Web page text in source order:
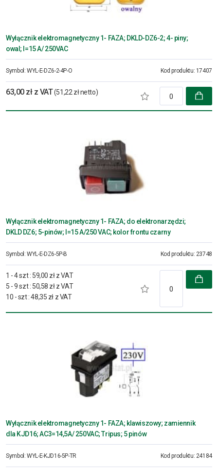
Wyłącznik elektromagnetyczny 1- FAZA; DKLD-DZ6-2; 4- piny;
owal; I=15 A/ 250VAC
Symbol:WYL-E-DZ6-2-4P-O Kod produktu: 17407
63,00 zł z VAT(51,22 zł netto)
Wyłącznik elektromagnetyczny 1- FAZA; do elektronarzędzi;
DKLD DZ6; 5-pinów; I=15 A/250 VAC; kolor frontu czarny
Symbol:WYL-E-DZ6-5P-B Kod produktu: 23748
1 - 4 szt: 59,00 zł z VAT
5 - 9 szt: 50,58 zł z VAT
10 - szt:48,35 zł z VAT
Wyłącznik elektromagnetyczny 1- FAZA; klawiszowy; zamiennik
dla KJD16; AC3=14,5A/ 250VAC; Tripus; 5 pinów
Symbol:WYL-E-KJD16-5P-TR Kod produktu: 24184